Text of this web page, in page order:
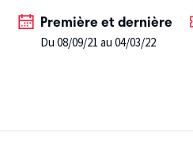
Première et dernière
Du 08/09/21 au 04/03/22